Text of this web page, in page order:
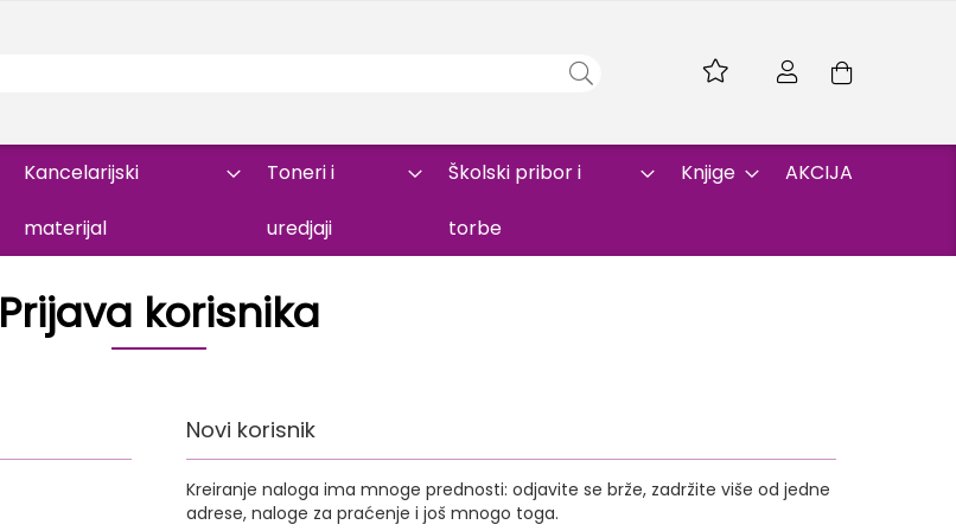
Skip
Kancelarijski
materijal
Toneri i
uredjaji
Školski pribor i
torbe
Knjige AKCIJA
Prijava korisnika
Novi korisnik
Kreiranje naloga ima mnoge prednosti: odjavite se brže, zadržite više od jedne
adrese, naloge za praćenje i još mnogo toga.